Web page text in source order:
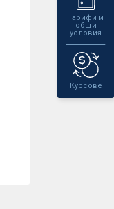
Тарифи и
общи
условия
Курсове